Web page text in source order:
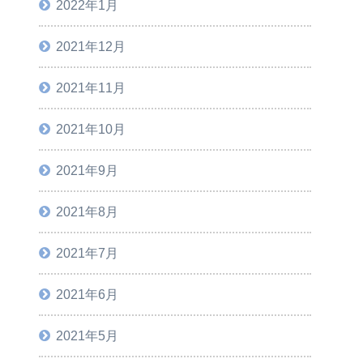
2022年1月
2021年12月
2021年11月
2021年10月
2021年9月
2021年8月
2021年7月
2021年6月
2021年5月